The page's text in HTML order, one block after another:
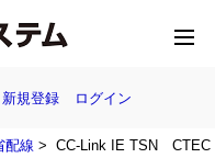
新規登録 ログイン
配線 > CC-Link IE TSN CTEC